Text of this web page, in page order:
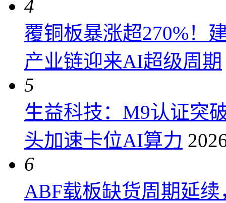
4
覆铜板暴涨超270%！
产业链迎来AI超级周期
5
生益科技：M9认证突
头加速卡位AI算力
6
ABF载板缺货周期延